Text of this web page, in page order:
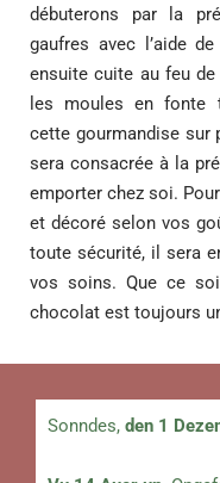
débuterons par la
gaufres avec l’aide
ensuite cuite au feu
les moules en fonte
cette gourmandise sur
sera consacrée à la
emporter chez soi.
et décoré selon vos
toute sécurité, il sera
vos soins. Que ce
chocolat est toujours
Sonndes, den 1